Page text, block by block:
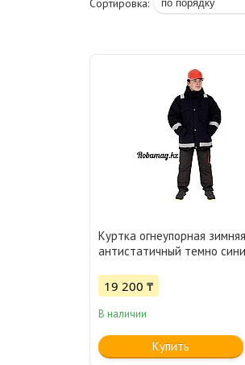
Куртка огнеупорная зимняя
антистатичный темно
19 200 ₸
В наличии
Купить